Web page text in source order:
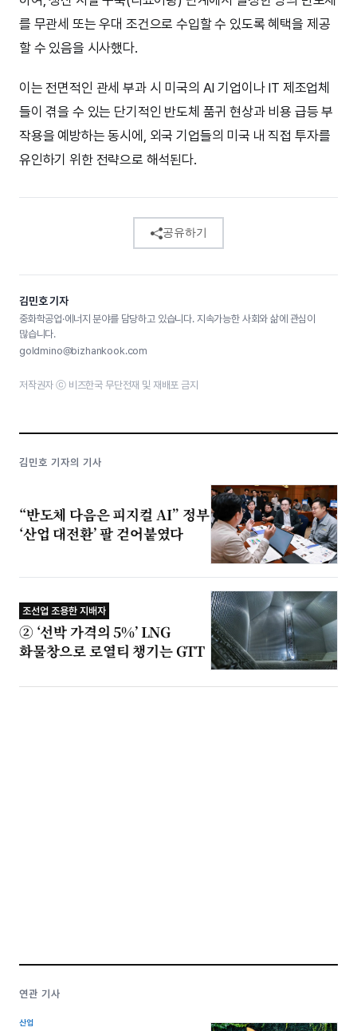
를 무관세 또는 우대 조건으로 수입할 수 있도록 혜택을 제공
할 수 있음을 시사했다.
이는 전면적인 관세 부과 시 미국의 AI 기업이나 IT 제조업체
들이 겪을 수 있는 단기적인 반도체 품귀 현상과 비용 급등 부
작용을 예방하는 동시에, 외국 기업들의 미국 내 직접 투자를
유인하기 위한 전략으로 해석된다.
공유하기
김민호 기자
중화학공업·에너지 분야를 담당하고 있습니다. 지속가능한 사회와 삶에 관심이
많습니다.
goldmino@bizhankook.com
저작권자 ⓒ 비즈한국 무단전재 및 재배포 금지
김민호 기자의 기사
“반도체 다음은 피지컬 AI” 정부
‘산업 대전환’ 팔 걷어붙였다
조선업 조용한 지배자
② ‘선박 가격의 5%’ LNG
화물창으로 로열티 챙기는 GTT
연관 기사
산업